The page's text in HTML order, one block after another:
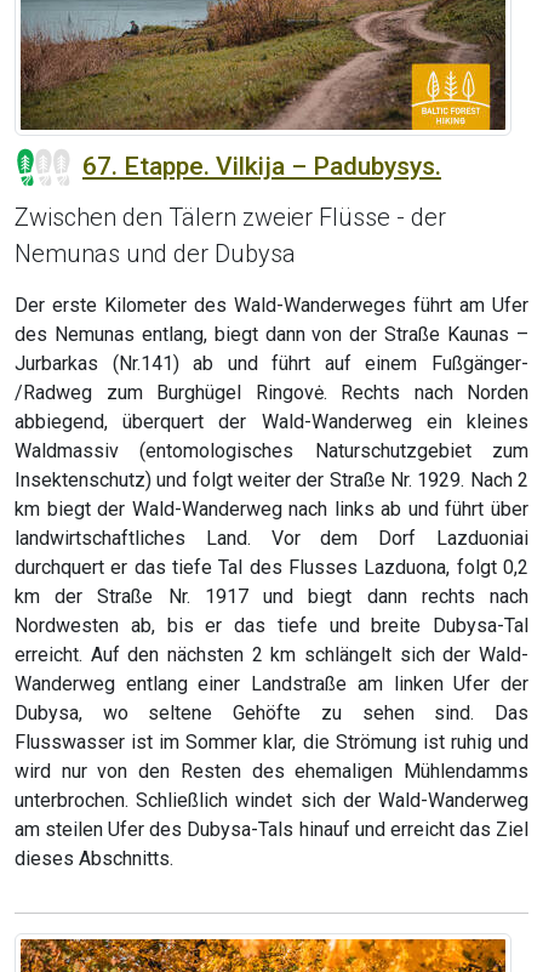
67. Etappe. Vilkija – Padubysys.
Zwischen den Tälern zweier Flüsse - der
Nemunas und der Dubysa
Der erste Kilometer des Wald-Wanderweges führt am Ufer
des Nemunas entlang, biegt dann von der Straße Kaunas –
Jurbarkas (Nr.141) ab und führt auf einem Fußgänger-
/Radweg zum Burghügel Ringovė. Rechts nach Norden
abbiegend, überquert der Wald-Wanderweg ein kleines
Waldmassiv (entomologisches Naturschutzgebiet zum
Insektenschutz) und folgt weiter der Straße Nr. 1929. Nach 2
km biegt der Wald-Wanderweg nach links ab und führt über
landwirtschaftliches Land. Vor dem Dorf Lazduoniai
durchquert er das tiefe Tal des Flusses Lazduona, folgt 0,2
km der Straße Nr. 1917 und biegt dann rechts nach
Nordwesten ab, bis er das tiefe und breite Dubysa-Tal
erreicht. Auf den nächsten 2 km schlängelt sich der Wald-
Wanderweg entlang einer Landstraße am linken Ufer der
Dubysa, wo seltene Gehöfte zu sehen sind. Das
Flusswasser ist im Sommer klar, die Strömung ist ruhig und
wird nur von den Resten des ehemaligen Mühlendamms
unterbrochen. Schließlich windet sich der Wald-Wanderweg
am steilen Ufer des Dubysa-Tals hinauf und erreicht das Ziel
dieses Abschnitts.